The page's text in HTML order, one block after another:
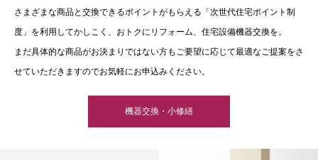
さまざまな商品と交換できるポイントがもらえる「次世代住宅ポイント制
度」を利用してかしこく、おトクにリフォーム、住宅設備機器交換を。
まだ具体的な商品がお決まりではない方もご要望に応じて最適なご提案をさ
せていただきますのでお気軽にお申込みください。
機器交換・小修繕